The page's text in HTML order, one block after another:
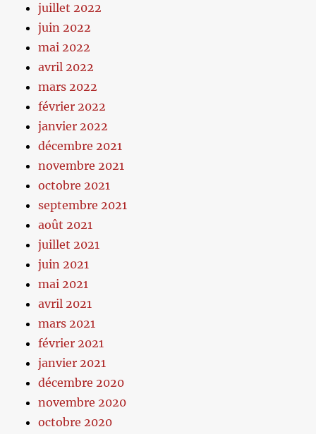
juillet 2022
juin 2022
mai 2022
avril 2022
mars 2022
février 2022
janvier 2022
décembre 2021
novembre 2021
octobre 2021
septembre 2021
août 2021
juillet 2021
juin 2021
mai 2021
avril 2021
mars 2021
février 2021
janvier 2021
décembre 2020
novembre 2020
octobre 2020